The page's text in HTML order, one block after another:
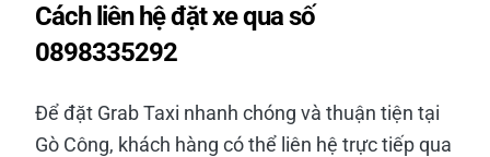
Cách liên hệ đặt xe qua số
0898335292
Để đặt Grab Taxi nhanh chóng và thuận tiện tại
Gò Công, khách hàng có thể liên hệ trực tiếp qua